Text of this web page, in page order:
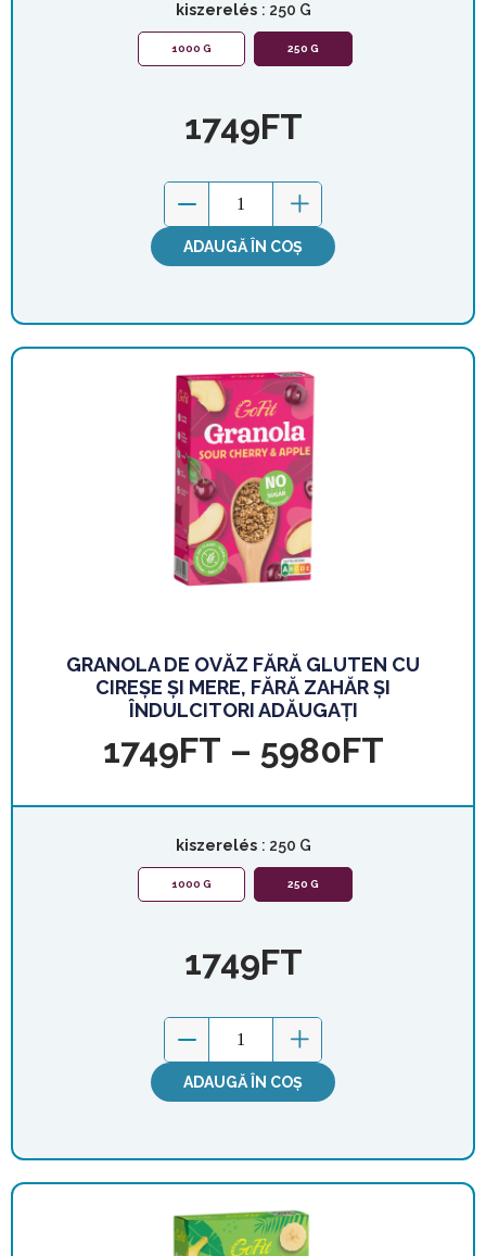
kiszerelés : 250 G
1000 G 250 G
1749FT
ADAUGĂ ÎN COȘ
GRANOLA DE OVĂZ FĂRĂ GLUTEN CU
CIREȘE ȘI MERE, FĂRĂ ZAHĂR ȘI
ÎNDULCITORI ADĂUGAȚI
1749FT – 5980FT
kiszerelés : 250 G
1000 G 250 G
1749FT
ADAUGĂ ÎN COȘ